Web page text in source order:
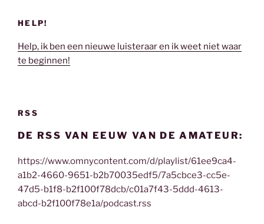
HELP!
Help, ik ben een nieuwe luisteraar en ik weet niet waar
te beginnen!
RSS
DE RSS VAN EEUW VAN DE AMATEUR:
https://www.omnycontent.com/d/playlist/61ee9ca4-
a1b2-4660-9651-b2b70035edf5/7a5cbce3-cc5e-
47d5-b1f8-b2f100f78dcb/c01a7f43-5ddd-4613-
abcd-b2f100f78e1a/podcast.rss